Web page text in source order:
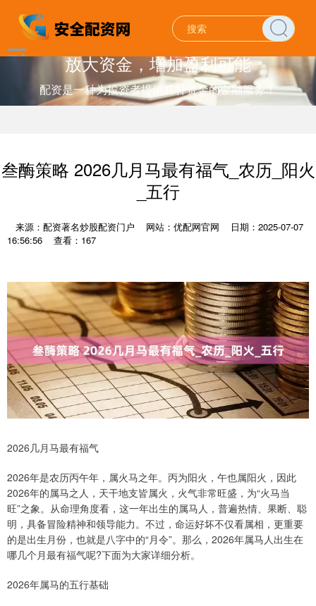
放大资金，增加盈利可能
配资是一种为投资者提供杠杆资金的金融服务！
叁酶策略 2026几月马最有福气_农历_阳火
_五行
来源：配资著名炒股配资门户 网站：优配网官网
日期：2025-07-07
16:56:56
查看：167
2026几月马最有福气
2026年是农历丙午年，属火马之年。丙为阳火，午也属阳火，因此
2026年的属马之人，天干地支皆属火，火气非常旺盛，为“火马当
旺”之象。从命理角度看，这一年出生的属马人，普遍热情、果断、聪
明，具备冒险精神和领导能力。不过，命运好坏不仅看属相，更重要
的是出生月份，也就是八字中的“月令”。那么，2026年属马人出生在
哪几个月最有福气呢?下面为大家详细分析。
2026年属马的五行基础